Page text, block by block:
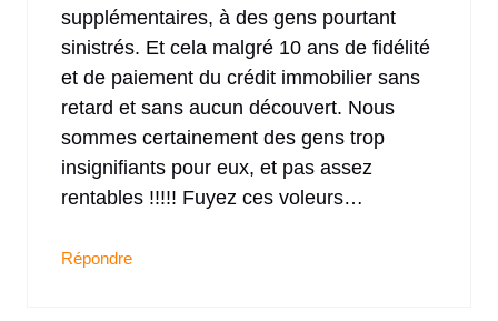
supplémentaires, à des gens pourtant
sinistrés. Et cela malgré 10 ans de fidélité
et de paiement du crédit immobilier sans
retard et sans aucun découvert. Nous
sommes certainement des gens trop
insignifiants pour eux, et pas assez
rentables !!!!! Fuyez ces voleurs…
Répondre